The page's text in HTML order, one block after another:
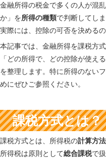
金融所得の税金で多くの人が混
か」を所得の種類で判断してし
実際には、控除の可否を決める
本記事では、金融所得を課税方式
「どの所得で、どの控除が使える
を整理します。特に所得のない
めにぜひご参照ください。
課税方式とは？
課税方式とは、所得税の計算方
所得税は原則として総合課税で